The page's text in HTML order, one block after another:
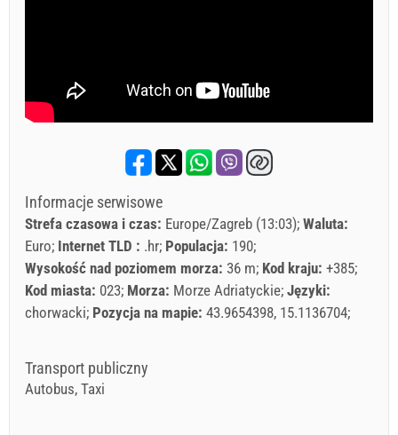
Informacje serwisowe
Strefa czasowa i czas: Europe/Zagreb (13:03) Waluta:
Euro Internet TLD : .hr Populacja: 190
Wysokość nad poziomem morza: 36 m Kod kraju: +385
Kod miasta: 023 Morza: Morze Adriatyckie Języki:
chorwacki Pozycja na mapie: 43.9654398, 15.1136704
Transport publiczny
Autobus, Taxi